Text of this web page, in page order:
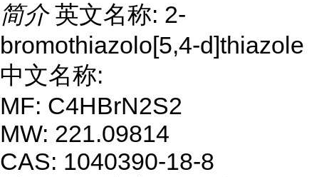
简介 英文名称: 2-
bromothiazolo[5,4-d]thiazole
中文名称:
MF: C4HBrN2S2
MW: 221.09814
CAS: 1040390-18-8